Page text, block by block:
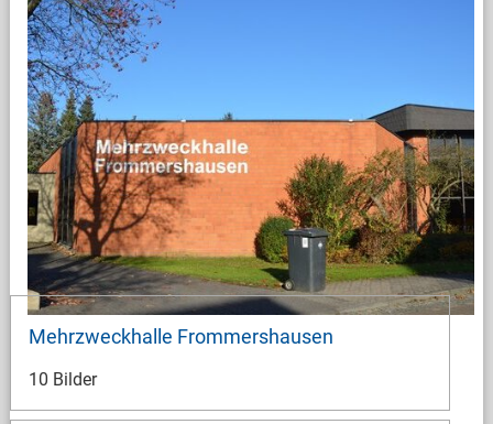
Mehrzweckhalle Frommershausen
10 Bilder